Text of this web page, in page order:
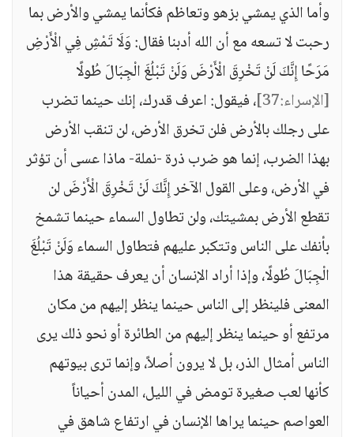
وأما الذي يمشي بزهو وتعاظم فكأنما يمشي والأرض بما
رحبت لا تسعه مع أن الله أدبنا فقال: وَلَا تَمْشِ فِي الْأَرْضِ
مَرَحًا إِنَّكَ لَنْ تَخْرِقَ الْأَرْضَ وَلَنْ تَبْلُغَ الْجِبَالَ طُولًا
[الإسراء:37]
، فيقول: اعرف قدرك، إنك حينما تضرب
على رجلك بالأرض فلن تخرق الأرض، لن تنقب الأرض
بهذا الضرب، إنما هو ضرب ذرة -نملة- ماذا عسى أن تؤثر
في الأرض، وعلى القول الآخر إِنَّكَ لَنْ تَخْرِقَ الْأَرْضَ لن
تقطع الأرض بمشيتك، ولن تطاول السماء حينما تشمخ
بأنفك على الناس وتتكبر عليهم فتطاول السماء وَلَنْ تَبْلُغَ
الْجِبَالَ طُولًا، وإذا أراد الإنسان أن يعرف حقيقة هذا
المعنى فلينظر إلى الناس حينما ينظر إليهم من مكان
مرتفع أو حينما ينظر إليهم من الطائرة أو نحو ذلك يرى
الناس أمثال الذر، بل لا يرون أصلاً، وإنما ترى بيوتهم
كأنها لعب صغيرة تومض في الليل، المدن أحياناً
العواصم حينما يراها الإنسان في ارتفاع شاهق في